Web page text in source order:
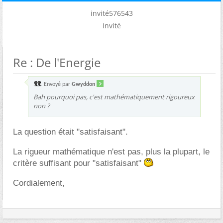
invité576543
Invité
Re : De l'Energie
Envoyé par Gwyddon
Bah pourquoi pas, c'est mathématiquement rigoureux
non ?
La question était "satisfaisant".
La rigueur mathématique n'est pas, plus la plupart, le
critère suffisant pour "satisfaisant"
Cordialement,